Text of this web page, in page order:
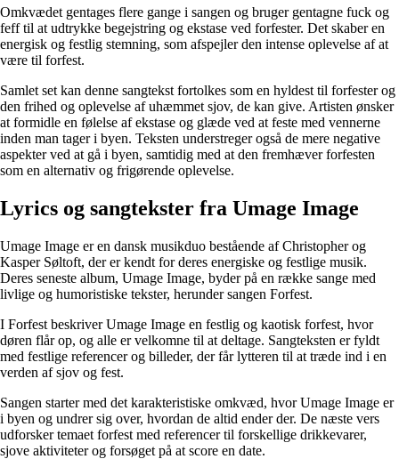
Omkvædet gentages flere gange i sangen og bruger gentagne fuck og
feff til at udtrykke begejstring og ekstase ved forfester. Det skaber en
energisk og festlig stemning, som afspejler den intense oplevelse af at
være til forfest.
Samlet set kan denne sangtekst fortolkes som en hyldest til forfester og
den frihed og oplevelse af uhæmmet sjov, de kan give. Artisten ønsker
at formidle en følelse af ekstase og glæde ved at feste med vennerne
inden man tager i byen. Teksten understreger også de mere negative
aspekter ved at gå i byen, samtidig med at den fremhæver forfesten
som en alternativ og frigørende oplevelse.
Lyrics og sangtekster fra Umage Image
Umage Image er en dansk musikduo bestående af Christopher og
Kasper Søltoft, der er kendt for deres energiske og festlige musik.
Deres seneste album, Umage Image, byder på en række sange med
livlige og humoristiske tekster, herunder sangen Forfest.
I Forfest beskriver Umage Image en festlig og kaotisk forfest, hvor
døren flår op, og alle er velkomne til at deltage. Sangteksten er fyldt
med festlige referencer og billeder, der får lytteren til at træde ind i en
verden af sjov og fest.
Sangen starter med det karakteristiske omkvæd, hvor Umage Image er
i byen og undrer sig over, hvordan de altid ender der. De næste vers
udforsker temaet forfest med referencer til forskellige drikkevarer,
sjove aktiviteter og forsøget på at score en date.